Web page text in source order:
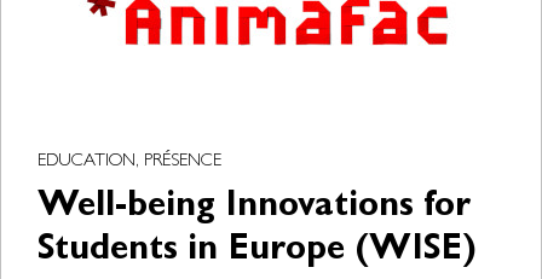
EDUCATION, PRÉSENCE
Well-being Innovations for
Students in Europe (WISE)